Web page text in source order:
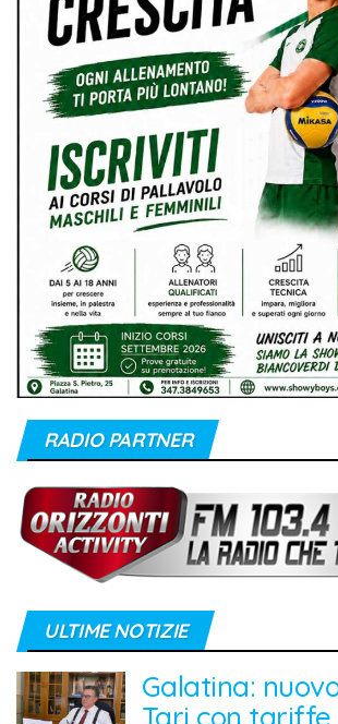
RADIO PARTNER
ULTIME NOTIZIE
Galatina:
Tari con tariffe